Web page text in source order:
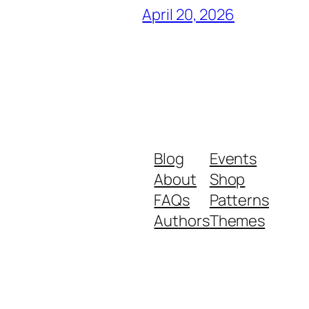
April 20, 2026
Blog
About
FAQs
Authors
Events
Shop
Patterns
Themes